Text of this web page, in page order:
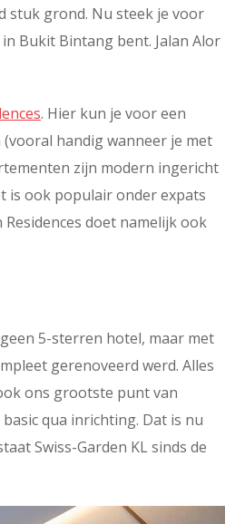
stuk grond. Nu steek je voor
Bukit Bintang bent. Jalan Alor
. Hier kun je voor een
handig wanneer je met
zijn modern ingericht
is ook populair onder expats
doet namelijk ook
5-sterren hotel, maar met
gerenoveerd werd. Alles
ons grootste punt van
qua inrichting. Dat is nu
Swiss-Garden KL sinds de